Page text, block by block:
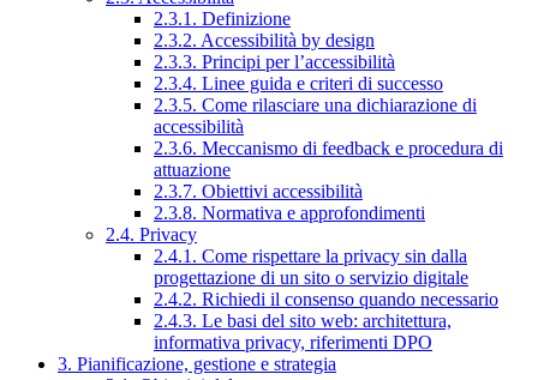
2.3.1. Definizione
2.3.2. Accessibilità by design
2.3.3. Principi per l’accessibilità
2.3.4. Linee guida e criteri di successo
2.3.5. Come rilasciare una dichiarazione di
accessibilità
2.3.6. Meccanismo di feedback e procedura di
attuazione
2.3.7. Obiettivi accessibilità
2.3.8. Normativa e approfondimenti
2.4. Privacy
2.4.1. Come rispettare la privacy sin dalla
progettazione di un sito o servizio digitale
2.4.2. Richiedi il consenso quando necessario
2.4.3. Le basi del sito web: architettura,
informativa privacy, riferimenti DPO
3. Pianificazione, gestione e strategia